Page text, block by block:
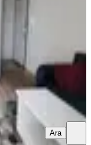
Ara